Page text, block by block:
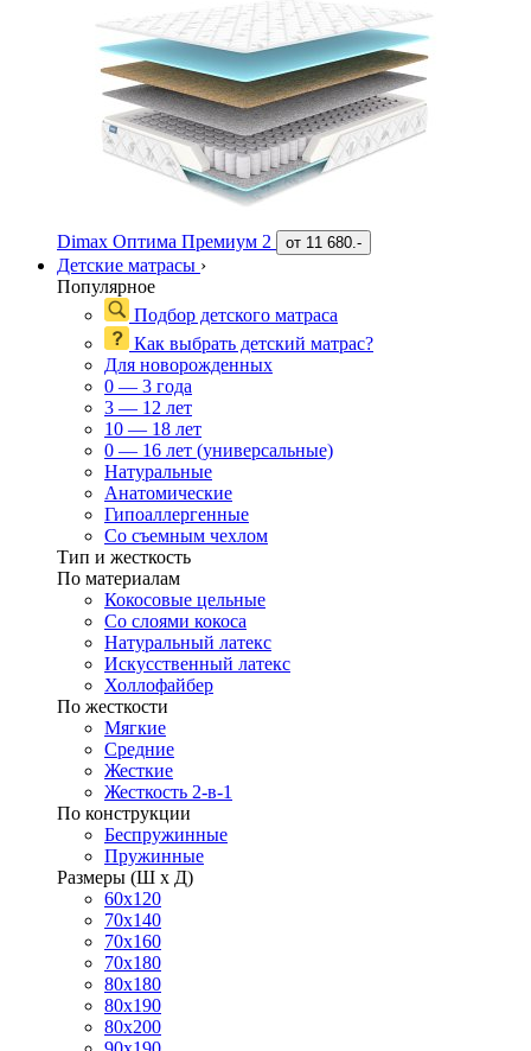
Dimax Оптима Премиум 2 от 11 680.-
Детские матрасы ›
Популярное
Подбор детского матраса
Как выбрать детский матрас?
Для новорожденных
0 — 3 года
3 — 12 лет
10 — 18 лет
0 — 16 лет (универсальные)
Натуральные
Анатомические
Гипоаллергенные
Со съемным чехлом
Тип и жесткость
По материалам
Кокосовые цельные
Со слоями кокоса
Натуральный латекс
Искусственный латекс
Холлофайбер
По жесткости
Мягкие
Средние
Жесткие
Жесткость 2-в-1
По конструкции
Беспружинные
Пружинные
Размеры (Ш х Д)
60х120
70х140
70х160
70х180
80х180
80х190
80х200